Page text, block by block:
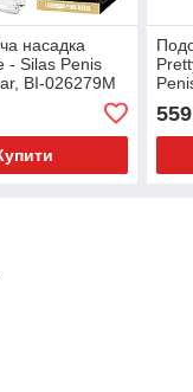
насадка
- Silas Penis
BI-026279M
559